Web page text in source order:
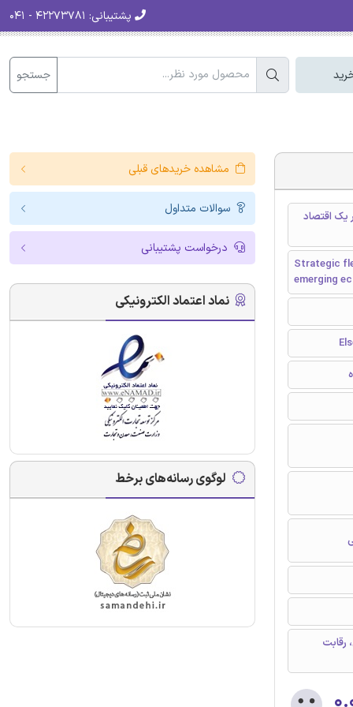
پشتیبانی:
جستجو
یک اقتصاد
Strategic
emerging
رقابت
مشاهده خریدهای قبلی
سوالات متداول
درخواست پشتیبانی
نماد اعتماد الکترونیکی
لوگوی رسانه‌های برخط